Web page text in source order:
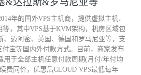
年的国外VPS主机商，提供虚拟主机、
等，其中VPS基于KVM架构，机房区域包
、迈阿密、英国、德国和罗马尼亚等，支
付宝等国内外付款方式。目前，商家发布
用于全部主机任意付款周期(月付/年付均
费同价，优惠后CLOUD VPS最低每年